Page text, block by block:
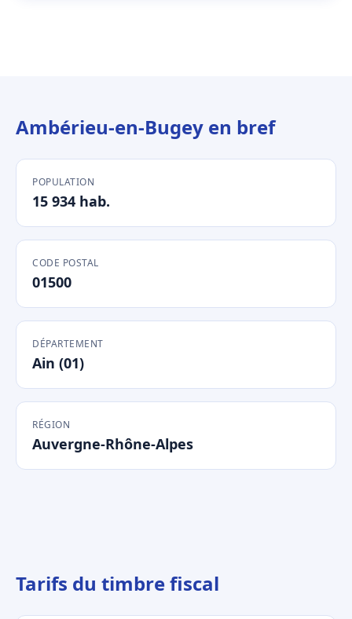
Ambérieu-en-Bugey en bref
POPULATION
15 934 hab.
CODE POSTAL
01500
DÉPARTEMENT
Ain (01)
RÉGION
Auvergne-Rhône-Alpes
Tarifs du timbre fiscal